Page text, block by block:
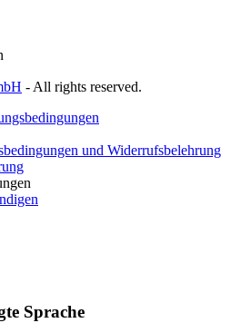
- All rights reserved.
und Widerrufsbelehrung
Sprache